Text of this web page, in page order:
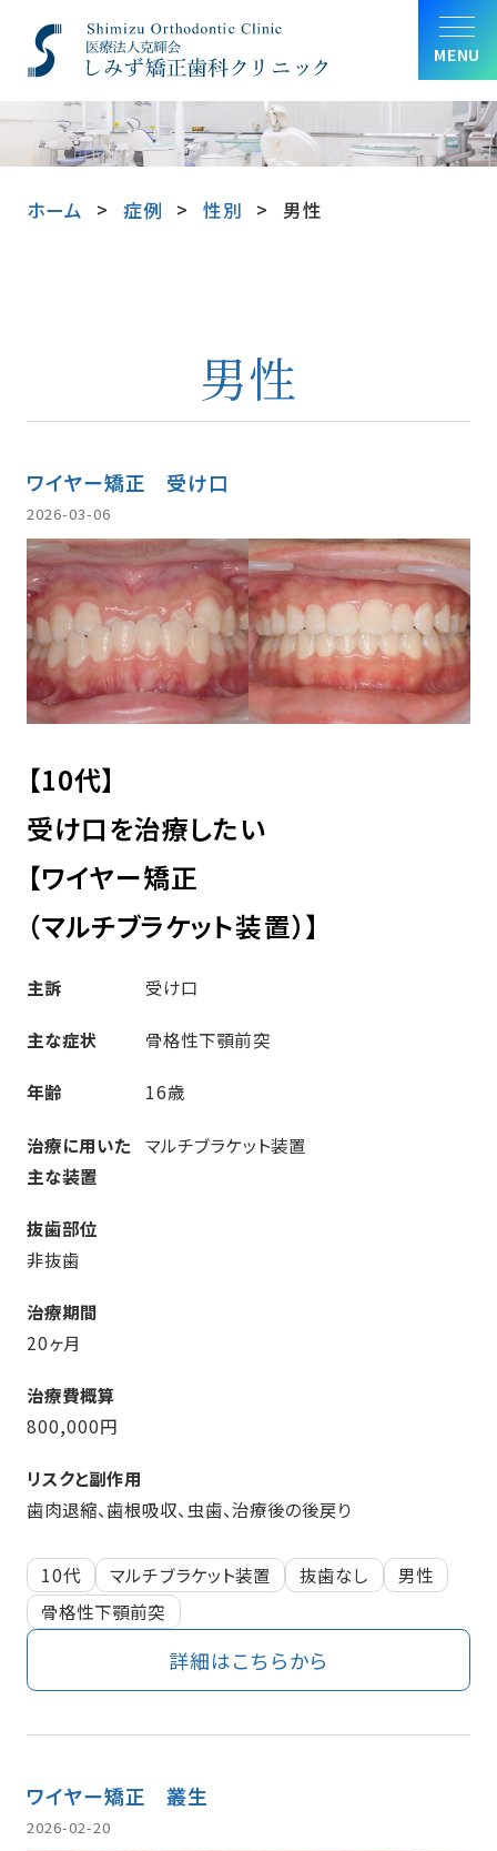
MENU
ホーム 症例 性別 男性
男性
ワイヤー矯正 受け口
2026-03-06
【10代】
受け口を治療したい
【ワイヤー矯正
（マルチブラケット装置）】
主訴 受け口
主な症状 骨格性下顎前突
年齢 16歳
治療に用いた
主な装置
マルチブラケット装置
抜歯部位
非抜歯
治療期間
20ヶ月
治療費概算
800,000円
リスクと副作用
歯肉退縮、歯根吸収、虫歯、治療後の後戻り
10代 マルチブラケット装置 抜歯なし
男性
骨格性下顎前突
詳細はこちらから
ワイヤー矯正 叢生
2026-02-20